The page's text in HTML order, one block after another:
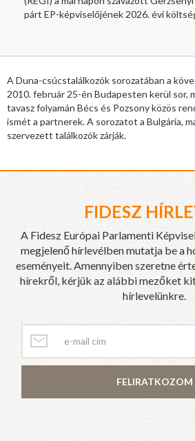
párt EP-képviselőjének 2026. évi
A Duna-csúcstalálkozók sorozatában a
2010. február 25-én Budapesten kerül sor,
tavasz folyamán Bécs és Pozsony közös
ismét a partnerek. A sorozatot a Bulgária,
szervezett találkozók zárják.
FIDESZ
A Fidesz Európai Parlamenti
megjelenő hírlevélben mutatja be a
eseményeit. Amennyiben szeretne
hírekről, kérjük az alábbi mezőket
hírlevelünkre.
FELIRATKOZOM